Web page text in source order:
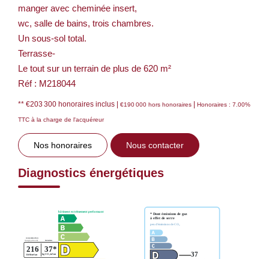
manger avec cheminée insert,
wc, salle de bains, trois chambres.
Un sous-sol total.
Terrasse-
Le tout sur un terrain de plus de 620 m²
Réf : M218044
** €203 300 honoraires inclus | €190 000 hors honoraires | Honoraires : 7.00%
TTC à la charge de l'acquéreur
Nos honoraires Nous contacter
Diagnostics énergétiques